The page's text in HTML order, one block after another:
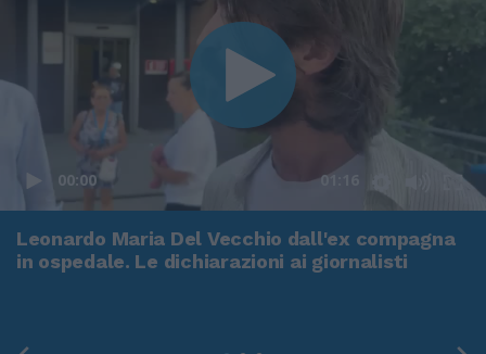
00:00 01:16
Leonardo Maria Del Vecchio dall'ex compagna
in ospedale. Le dichiarazioni ai giornalisti